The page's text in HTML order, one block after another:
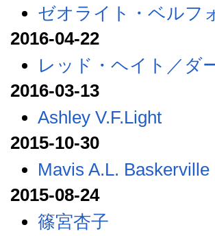
ゼオライト・ベルフ
2016-04-22
レッド・ヘイト／ダ
2016-03-13
Ashley V.F.Light
2015-10-30
Mavis A.L. Baskerville
2015-08-24
篠宮杏子